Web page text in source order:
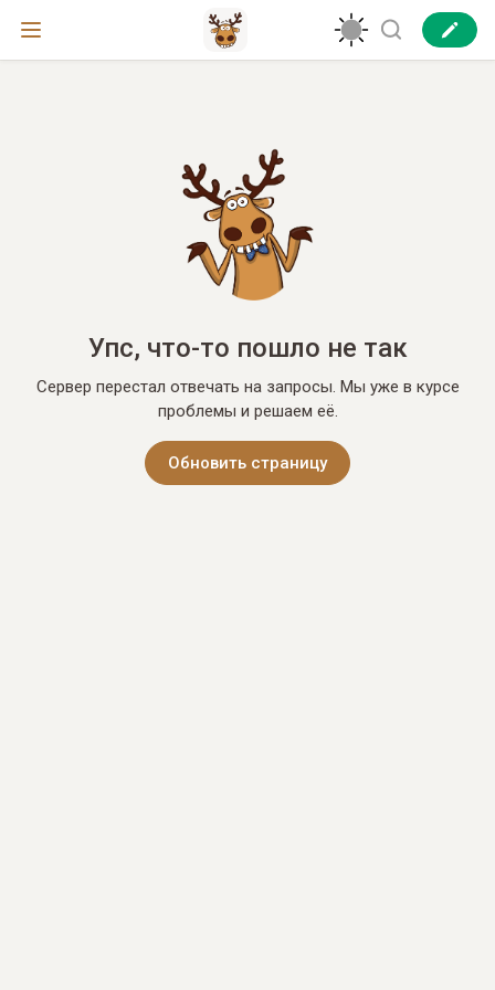
Упс, что-то пошло не так
Сервер перестал отвечать на запросы. Мы уже в курсе
проблемы и решаем её.
Обновить страницу